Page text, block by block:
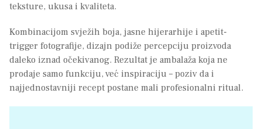
teksture, ukusa i kvaliteta.
Kombinacijom svježih boja, jasne hijerarhije i apetit-
trigger fotografije, dizajn podiže percepciju proizvoda
daleko iznad očekivanog. Rezultat je ambalaža koja ne
prodaje samo funkciju, već inspiraciju – poziv da i
najjednostavniji recept postane mali profesionalni ritual.